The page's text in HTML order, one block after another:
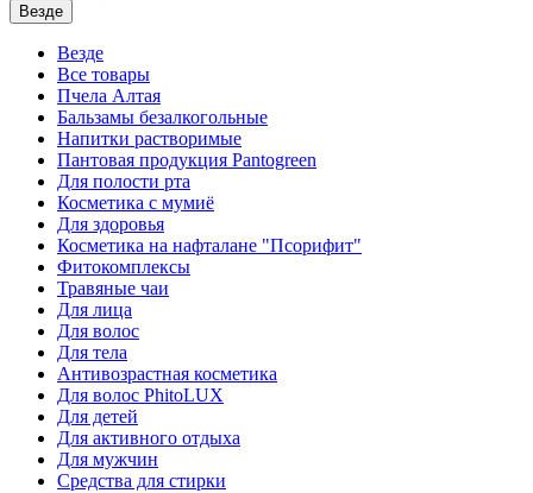
Везде
Везде
Все товары
Пчела Алтая
Бальзамы безалкогольные
Напитки растворимые
Пантовая продукция Pantogreen
Для полости рта
Косметика с мумиё
Для здоровья
Косметика на нафталане "Псорифит"
Фитокомплексы
Травяные чаи
Для лица
Для волос
Для тела
Антивозрастная косметика
Для волос PhitoLUX
Для детей
Для активного отдыха
Для мужчин
Средства для стирки